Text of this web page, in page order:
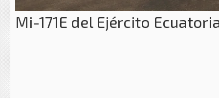
Mi-171E del Ejército